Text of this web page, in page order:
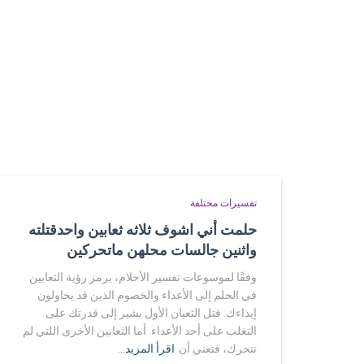
تفسيرات مختلفة
حلمت أني اشوف ثلاثه ثعابين واحدقتلته
واثنين جالسات محلهن ماتحركين
وفقًا لموسوعات تفسير الأحلام، يرمز رؤية الثعابين
في الحلم إلى الأعداء والخصوم الذين قد يحاولون
إيذاءك. قتل الثعبان الأول يشير إلى قدرتك على
التغلب على أحد الأعداء. أما الثعابين الأخرى اللتي لم
تتحرك، فتعني أن اقرأ المزيد…